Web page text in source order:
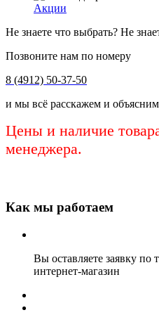
Акции
Не знаете что выбрать? Не
Позвоните нам по номеру
8 (4912) 50-37-50
и мы всё расскажем и объясним
Цены и наличие
менеджера.
Как мы работаем
Вы оставляете заявку по
интернет-магазин